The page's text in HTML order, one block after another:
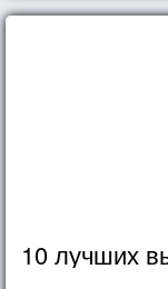
10 лучших